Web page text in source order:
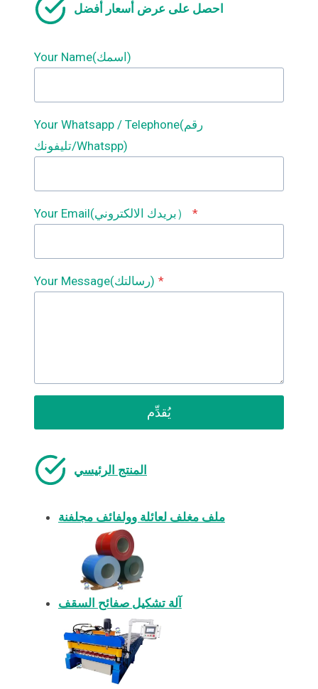
من
اللف؟
ماذا
آلة
اللف؟
ما
تشكيل
اللف؟
احصل على عرض أسعار أفضل
Your Name(اسمك)
Your Whatsapp / Telephone(رقم
تليفونك/Whatspp)
Your Email(بريدك الالكتروني） *
Your Message(رسالتك) *
يُقدِّم
المنتج الرئيسي
ملف مغلف لعائلة وولفائف مجلفنة
آلة تشكيل صفائح السقف